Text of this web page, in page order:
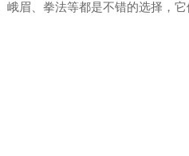
眉、拳法等都是不错的选择，